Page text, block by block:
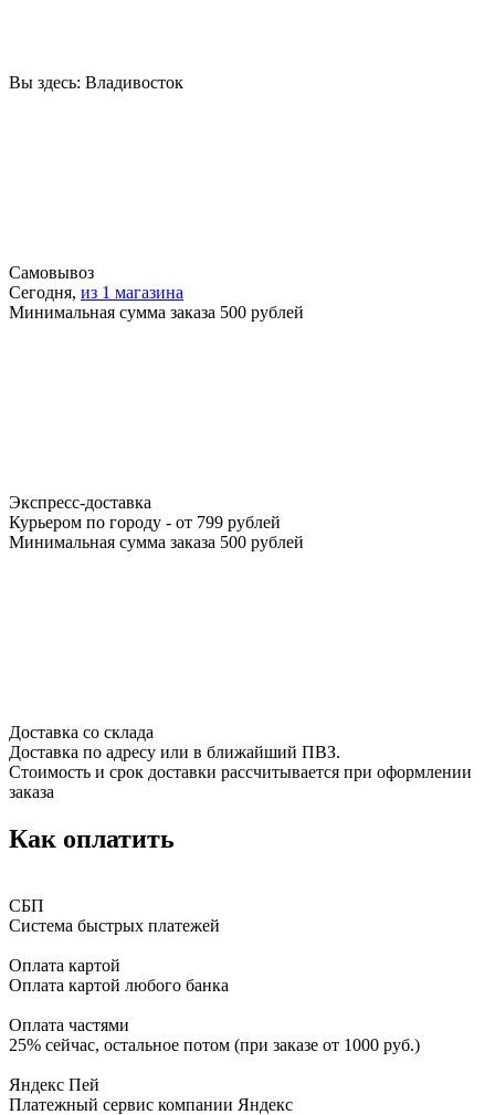
Вы здесь: Владивосток
Самовывоз
Сегодня, из 1 магазина
Минимальная сумма заказа 500 рублей
Экспресс-доставка
Курьером по городу - от 799 рублей
Минимальная сумма заказа 500 рублей
Доставка со склада
Доставка по адресу или в ближайший ПВЗ.
Стоимость и срок доставки рассчитывается при оформлении
заказа
Как оплатить
СБП
Система быстрых платежей
Оплата картой
Оплата картой любого банка
Оплата частями
25% сейчас, остальное потом (при заказе от 1000 руб.)
Яндекс Пей
Платежный сервис компании Яндекс